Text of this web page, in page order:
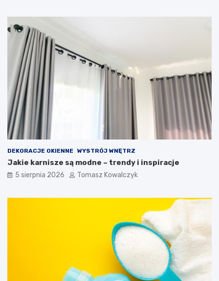
DEKORACJE OKIENNE WYSTRÓJ WNĘTRZ
Jakie karnisze są modne – trendy i inspiracje
5 sierpnia 2026 Tomasz Kowalczyk